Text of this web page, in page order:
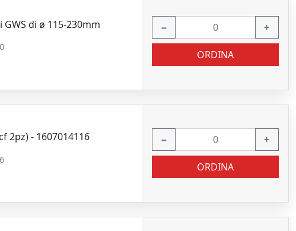
di ø 115-230mm − +
ORDINA
2pz) - 1607014116 − +
ORDINA